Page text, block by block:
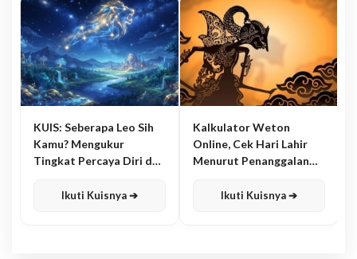
KUIS: Seberapa Leo Sih
Kamu? Mengukur
Tingkat Percaya Diri dan
Ikuti Kuisnya ➔
Kalkulator Weton
Online, Cek Hari Lahir
Menurut Penanggalan
Ikuti Kuisnya ➔